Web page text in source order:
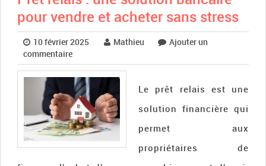
pour vendre et acheter sans stress
10 février 2025 Mathieu
Ajouter un
commentaire
Le prêt relais est une
solution financière qui
permet aux
propriétaires de